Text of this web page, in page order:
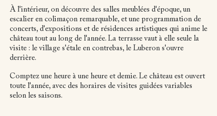
À l'intérieur, on découvre des salles meublées d'époque, un
escalier en colimaçon remarquable, et une programmation de
concerts, d'expositions et de résidences artistiques qui anime le
château tout au long de l'année. La terrasse vaut à elle seule la
visite : le village s'étale en contrebas, le Luberon s'ouvre
derrière.
Comptez une heure à une heure et demie. Le château est ouvert
toute l'année, avec des horaires de visites guidées variables
selon les saisons.